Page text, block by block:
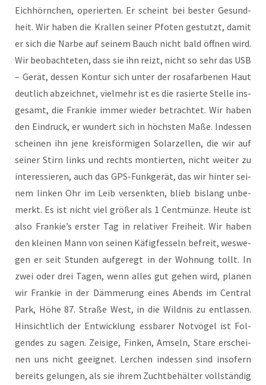
Eich­hörn­chen, ope­rier­ten. Er scheint bei bes­ter Gesund­
heit. Wir haben die Kral­len sei­ner Pfo­ten gestutzt, damit
er sich die Nar­be auf sei­nem Bauch nicht bald öff­nen wird.
Wir beob­ach­te­ten, dass sie ihn reizt, nicht so sehr das USB
– Gerät, des­sen Kon­tur sich unter der rosa­far­be­nen Haut
deut­lich abzeich­net, viel­mehr ist es die rasier­te Stel­le ins­
ge­samt, die Fran­kie immer wie­der betrach­tet. Wir haben
den Ein­druck, er wun­dert sich in höchs­ten Maße. Indes­sen
schei­nen ihn jene kreis­för­mi­gen Solar­zel­len, die wir auf
sei­ner Stirn links und rechts mon­tier­ten, nicht wei­ter zu
inter­es­sie­ren, auch das GPS-Funk­ge­rät, das wir hin­ter sei­
nem lin­ken Ohr im Leib ver­senk­ten, blieb bis­lang unbe­
merkt. Es ist nicht viel grö­ßer als 1 Cent­mün­ze. Heu­te ist
also Frankie’s ers­ter Tag in rela­ti­ver Frei­heit. Wir haben
den klei­nen Mann von sei­nen Käfig­fes­seln befreit, wes­we­
gen er seit Stun­den auf­ge­regt in der Woh­nung tollt. In
zwei oder drei Tagen, wenn alles gut gehen wird, pla­nen
wir Fran­kie in der Däm­me­rung eines Abends im Cen­tral
Park, Höhe 87. Stra­ße West, in die Wild­nis zu ent­las­sen.
Hin­sicht­lich der Ent­wick­lung ess­ba­rer Not­vö­gel ist Fol­
gen­des zu sagen. Zei­si­ge, Fin­ken, Amseln, Sta­re erschei­
nen uns nicht geeig­net. Ler­chen indes­sen sind inso­fern
bereits gelun­gen, als sie ihrem Zucht­be­häl­ter voll­stän­dig